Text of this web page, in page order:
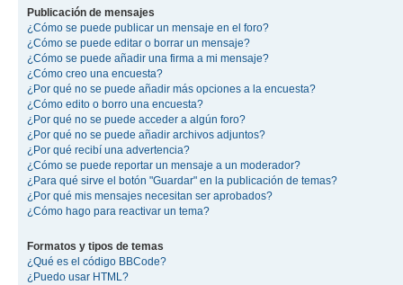
Publicación de mensajes
¿Cómo se puede publicar un mensaje en el foro?
¿Cómo se puede editar o borrar un mensaje?
¿Cómo se puede añadir una firma a mi mensaje?
¿Cómo creo una encuesta?
¿Por qué no se puede añadir más opciones a la encuesta?
¿Cómo edito o borro una encuesta?
¿Por qué no se puede acceder a algún foro?
¿Por qué no se puede añadir archivos adjuntos?
¿Por qué recibí una advertencia?
¿Cómo se puede reportar un mensaje a un moderador?
¿Para qué sirve el botón "Guardar" en la publicación de temas?
¿Por qué mis mensajes necesitan ser aprobados?
¿Cómo hago para reactivar un tema?
Formatos y tipos de temas
¿Qué es el código BBCode?
¿Puedo usar HTML?